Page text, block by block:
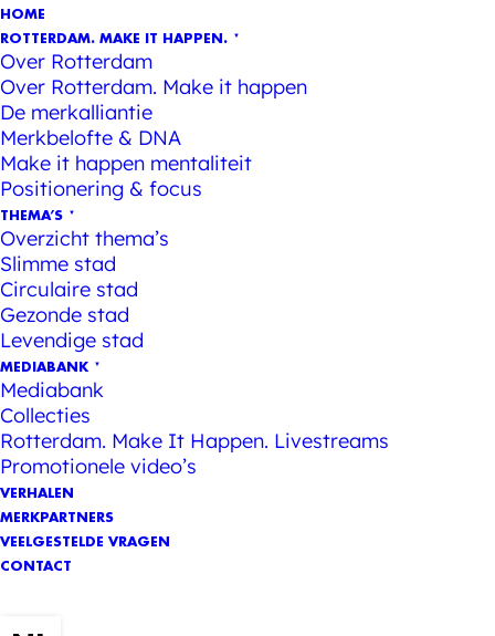
HOME
ROTTERDAM. MAKE IT HAPPEN.
Over Rotterdam
Over Rotterdam. Make it happen
De merkalliantie
Merkbelofte & DNA
Make it happen mentaliteit
Positionering & focus
THEMA’S
Overzicht thema’s
Slimme stad
Circulaire stad
Gezonde stad
Levendige stad
MEDIABANK
Mediabank
Collecties
Rotterdam. Make It Happen. Livestreams
Promotionele video’s
VERHALEN
MERKPARTNERS
VEELGESTELDE VRAGEN
CONTACT